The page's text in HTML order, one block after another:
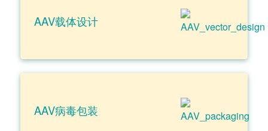
AAV载体设计
AAV病毒包装